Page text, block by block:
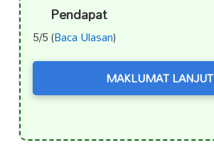
Pendapat
5/5 (Baca Ulasan)
MAKLUMAT LANJUT